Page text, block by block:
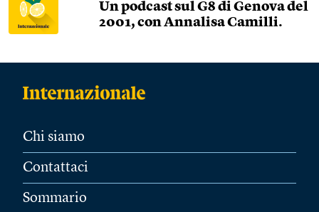
Un podcast sul G8 di Genova del
2001, con Annalisa Camilli.
Chi siamo
Contattaci
Sommario